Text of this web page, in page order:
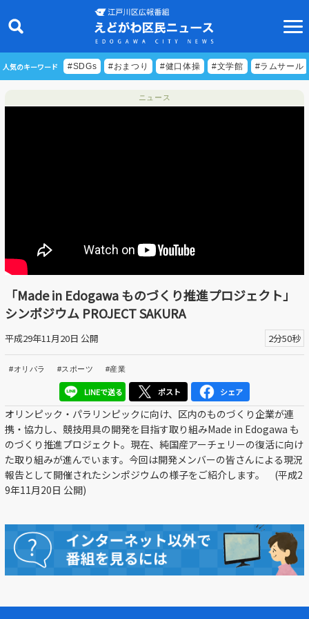
えどトピ
#えど推し
江戸川区でともに暮らそう / Living Together in Edogaw
a City
おうちで動画
Everyone's SDGs ～17のゴールを目指して～
ふるさと散歩
Others
公開日
より前 より後
人気のキーワード #SDGs #おまつり #健口体操 #文学館 #ラムサール
ニュース
「Made in Edogawa ものづくり推進プロジェクト」
シンポジウム PROJECT SAKURA
平成29年11月20日 公開 2分50秒
#オリパラ #スポーツ #産業
LINEで送る ポスト シェア
オリンピック・パラリンピックに向け、区内のものづくり企業が連
携・協力し、競技用具の開発を目指す取り組みMade in Edogawa も
のづくり推進プロジェクト。現在、純国産アーチェリーの復活に向け
た取り組みが進んでいます。今回は開発メンバーの皆さんによる現況
報告として開催されたシンポジウムの様子をご紹介します。 (平成2
9年11月20日 公開)